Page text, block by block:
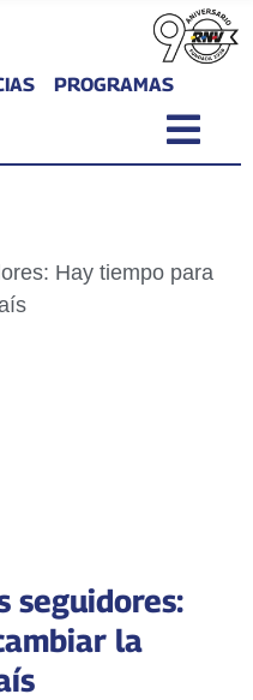
PROGRAMAS
seguidores:
la